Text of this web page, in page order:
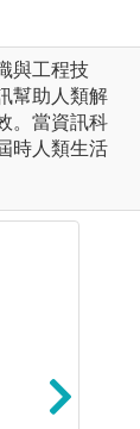
與工程技
幫助人類解
。當資訊科
時人類生活